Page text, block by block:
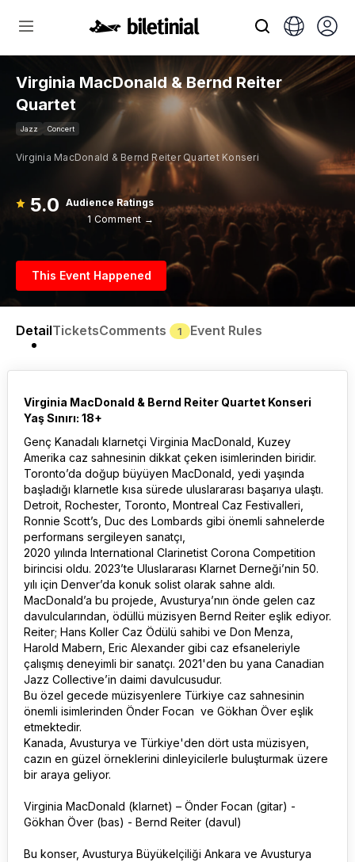
Virginia MacDonald & Bernd Reiter
Quartet
Jazz Concert
Virginia MacDonald & Bernd Reiter Quartet Konseri
5.0 Audience Ratings
1 Comment →
This Event Happened
DetailTicketsComments 1 Event Rules
Virginia MacDonald & Bernd Reiter Quartet Konseri
Yaş Sınırı: 18+
Genç Kanadalı klarnetçi Virginia MacDonald, Kuzey
Amerika caz sahnesinin dikkat çeken isimlerinden biridir.
Toronto’da doğup büyüyen MacDonald, yedi yaşında
başladığı klarnetle kısa sürede uluslararası başarıya ulaştı.
Detroit, Rochester, Toronto, Montreal Caz Festivalleri,
Ronnie Scott’s, Duc des Lombards gibi önemli sahnelerde
performans sergileyen sanatçı,
2020 yılında International Clarinetist Corona Competition
birincisi oldu. 2023’te Uluslararası Klarnet Derneği’nin 50.
yılı için Denver’da konuk solist olarak sahne aldı.
MacDonald’a bu projede, Avusturya’nın önde gelen caz
davulcularından, ödüllü müzisyen Bernd Reiter eşlik ediyor.
Reiter; Hans Koller Caz Ödülü sahibi ve Don Menza,
Harold Mabern, Eric Alexander gibi caz efsaneleriyle
çalışmış deneyimli bir sanatçı. 2021'den bu yana Canadian
Jazz Collective’in daimi davulcusudur.
Bu özel gecede müzisyenlere Türkiye caz sahnesinin
önemli isimlerinden Önder Focan ve Gökhan Över eşlik
etmektedir.
Kanada, Avusturya ve Türkiye'den dört usta müzisyen,
cazın en güzel örneklerini dinleyicilerle buluşturmak üzere
bir araya geliyor.
Virginia MacDonald (klarnet) – Önder Focan (gitar) -
Gökhan Över (bas) - Bernd Reiter (davul)
Bu konser, Avusturya Büyükelçiliği Ankara ve Avusturya